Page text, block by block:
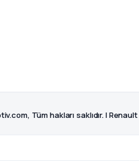
Tüm hakları saklıdır. |